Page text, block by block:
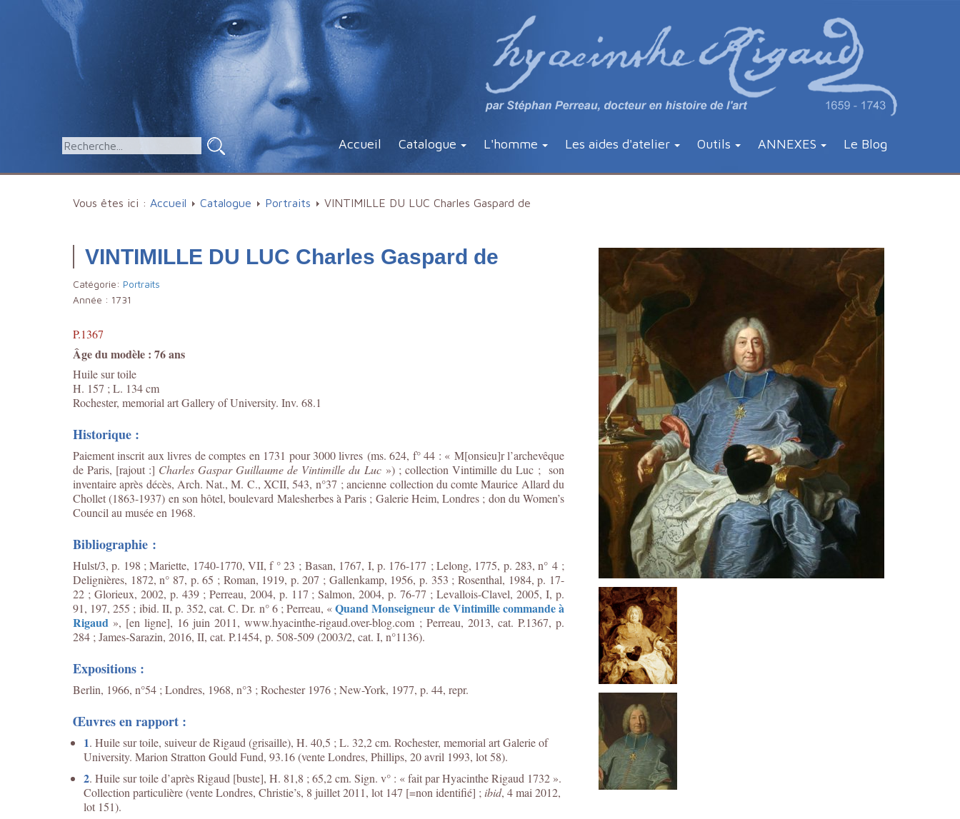
Accueil Catalogue L'homme Les aides d'atelier Outils ANNEXES Le Blog
Vous êtes ici : Accueil Catalogue Portraits VINTIMILLE DU LUC Charles Gaspard de
VINTIMILLE DU LUC Charles Gaspard de
Catégorie: Portraits
Année : 1731
P.1367
Âge du modèle : 76 ans
Huile sur toile
H. 157 ; L. 134 cm
Rochester, memorial art Gallery of University. Inv. 68.1
Historique :
Paiement inscrit aux livres de comptes en 1731 pour 3000 livres (ms. 624, f° 44 : « M[onsieu]r l’archevêque
de Paris, [rajout :] Charles Gaspar Guillaume de Vintimille du Luc») ; collection Vintimille du Luc ; son
inventaire après décès, Arch. Nat., M. C., XCII, 543, n°37 ; ancienne collection du comte Maurice Allard du
Chollet (1863-1937) en son hôtel, boulevard Malesherbes à Paris ; Galerie Heim, Londres ; don du Women’s
Council au musée en 1968.
Bibliographie :
Hulst/3, p. 198 ; Mariette, 1740-1770, VII, f ° 23 ; Basan, 1767, I, p. 176-177 ; Lelong, 1775, p. 283, n° 4 ;
Delignières, 1872, n° 87, p. 65 ; Roman, 1919, p. 207 ; Gallenkamp, 1956, p. 353 ; Rosenthal, 1984, p. 17-
22 ; Glorieux, 2002, p. 439 ; Perreau, 2004, p. 117 ; Salmon, 2004, p. 76-77 ; Levallois-Clavel, 2005, I, p.
91, 197, 255 ; ibid. II, p. 352, cat. C. Dr. n° 6 ; Perreau, «Quand Monseigneur de Vintimille commande à
Rigaud », [en ligne], 16 juin 2011, www.hyacinthe-rigaud.over-blog.com ; Perreau, 2013, cat. P.1367, p.
284 ; James-Sarazin, 2016, II, cat. P.1454, p. 508-509 (2003/2, cat. I, n°1136).
Expositions :
Berlin, 1966, n°54 ; Londres, 1968, n°3 ; Rochester 1976 ; New-York, 1977, p. 44, repr.
Œuvres en rapport :
1. Huile sur toile, suiveur de Rigaud (grisaille), H. 40,5 ; L. 32,2 cm. Rochester, memorial art Galerie of
University. Marion Stratton Gould Fund, 93.16 (vente Londres, Phillips, 20 avril 1993, lot 58).
2. Huile sur toile d’après Rigaud [buste], H. 81,8 ; 65,2 cm. Sign. v° : « fait par Hyacinthe Rigaud 1732 ».
Collection particulière (vente Londres, Christie’s, 8 juillet 2011, lot 147 [=non identifié] ; ibid, 4 mai 2012,
lot 151).